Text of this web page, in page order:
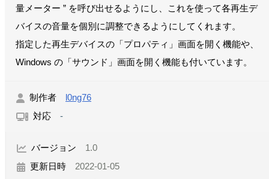
量メーター ” を呼び出せるようにし、これを使って各再生デ
バイスの音量を個別に調整できるようにしてくれます。
指定した再生デバイスの「プロパティ」画面を開く機能や、
Windows の「サウンド」画面を開く機能も付いています。
制作者 l0ng76
対応 -
バージョン 1.0
更新日時 2022-01-05